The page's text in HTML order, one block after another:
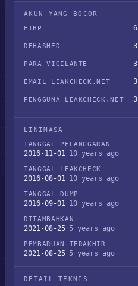
AKUN YANG BOCOR
HIBP
DEHASHED
PARA VIGILANTE
EMAIL LEAKCHECK.NET
PENGGUNA LEAKCHECK.NET
LINIMASA
TANGGAL PELANGGARAN
2016-11-01 10 years ago
TANGGAL LEAKCHECK
2016-08-01 10 years ago
TANGGAL DUMP
2016-09-01 10 years ago
DITAMBAHKAN
2021-08-25 5 years ago
PEMBARUAN TERAKHIR
2021-08-25 5 years ago
DETAIL TEKNIS